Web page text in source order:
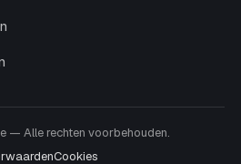
— Alle rechten voorbehouden.
Cookies